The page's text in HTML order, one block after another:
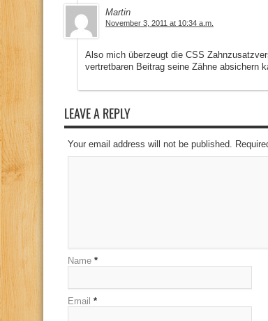
Martin
November 3, 2011 at 10:34 a.m.
Also mich überzeugt die CSS
vertretbaren Beitrag seine Zähne absichern
LEAVE A REPLY
Your email address will not be published.
Name *
Email *